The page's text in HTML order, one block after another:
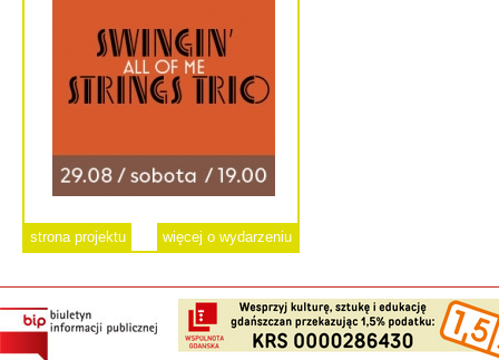
strona projektu więcej o wydarzeniu